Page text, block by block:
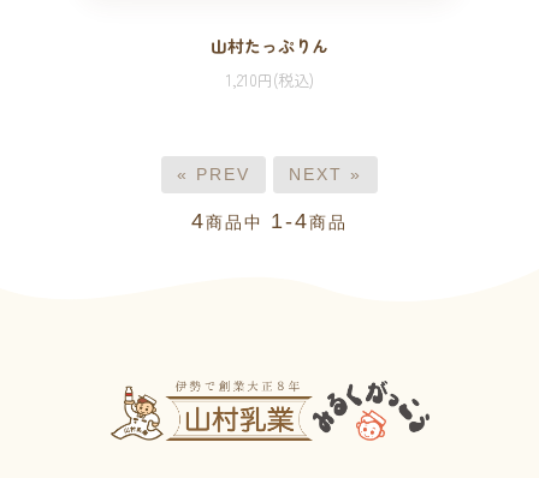
山村たっぷりん
1,210円(税込)
« PREV NEXT »
4商品中 1-4商品